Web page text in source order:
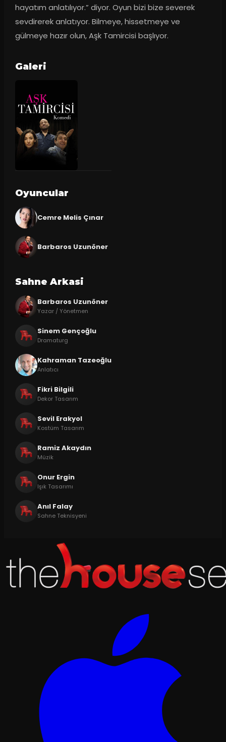
hayatım anlatılıyor.” diyor. Oyun bizi bize severek
sevdirerek anlatıyor. Bilmeye, hissetmeye ve
gülmeye hazır olun, Aşk Tamircisi başlıyor.
Galeri
Oyuncular
Cemre Melis Çınar
Barbaros Uzunöner
Sahne Arkasi
Barbaros Uzunöner
Yazar / Yönetmen
Sinem Gençoğlu
Dramaturg
Kahraman Tazeoğlu
Anlatıcı
Fikri Bilgili
Dekor Tasarım
Sevil Erakyol
Kostüm Tasarım
Ramiz Akaydın
Müzik
Onur Ergin
Işık Tasarımı
Anıl Falay
Sahne Teknisyeni